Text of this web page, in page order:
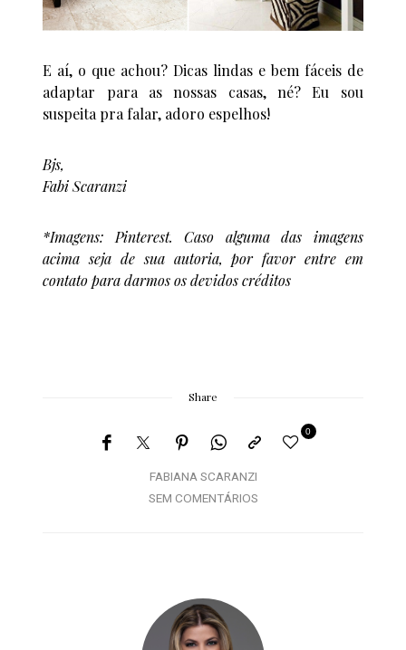
E aí, o que achou? Dicas lindas e bem fáceis de
adaptar para as nossas casas, né? Eu sou
suspeita pra falar, adoro espelhos!
Bjs,
Fabi Scaranzi
*Imagens: Pinterest. Caso alguma das imagens
acima seja de sua autoria, por favor entre em
contato para darmos os devidos créditos
Share
FABIANA SCARANZI
0
SEM COMENTÁRIOS